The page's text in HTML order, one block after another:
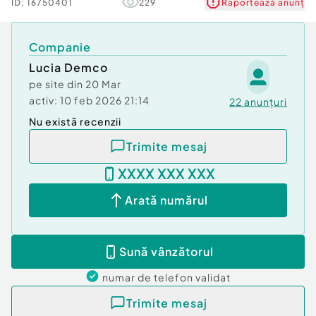
Tel.0720689222
Confort:1
Tip imobil:Bloc de apartamente
Număr Băi:1
Posibilitate parcare: Da
Nr. locuri parcare:
ID: 16750401 229 Raportează anunț
Companie
Lucia Demco
pe site din 20 Mar
activ: 10 feb 2026 21:14 22 anunțuri
Nu există recenzii
Trimite mesaj
XXXX XXX XXX
Arată numărul
Sună vânzătorul
numar de telefon validat
Trimite mesaj